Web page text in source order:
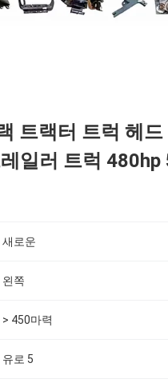
트랙터 트럭 헤드
일러 트럭 480hp
새로운
왼쪽
> 450마력
유로 5